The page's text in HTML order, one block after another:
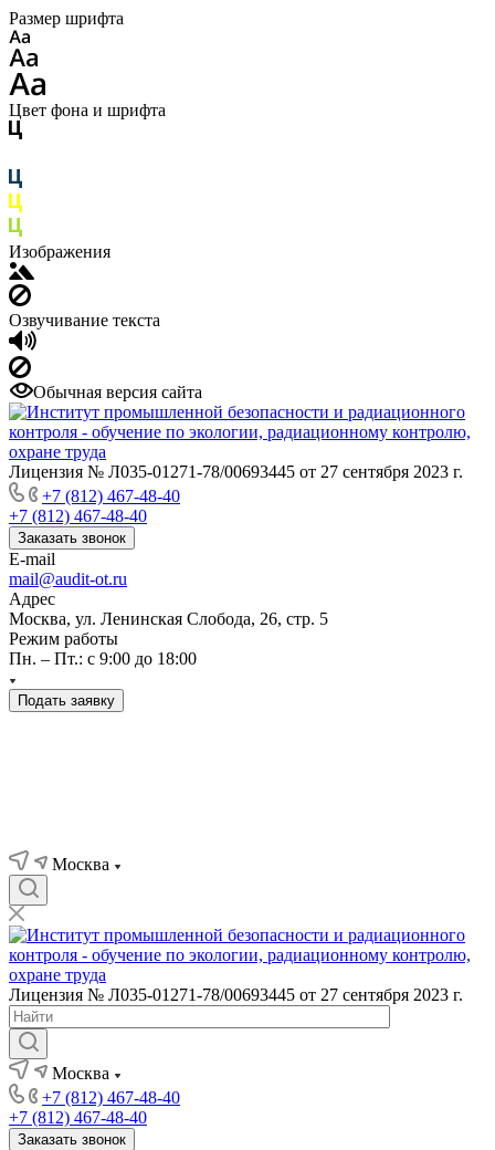
Размер шрифта
Цвет фона и шрифта
Изображения
Озвучивание текста
Обычная версия сайта
Лицензия № Л035-01271-78/00693445 от 27 сентября 2023 г.
+7 (812) 467-48-40
+7 (812) 467-48-40
Заказать звонок
E-mail
mail@audit-ot.ru
Адрес
Москва, ул. Ленинская Слобода, 26, стр. 5
Режим работы
Пн. – Пт.: с 9:00 до 18:00
Подать заявку
Москва
Лицензия № Л035-01271-78/00693445 от 27 сентября 2023 г.
Москва
+7 (812) 467-48-40
+7 (812) 467-48-40
Заказать звонок